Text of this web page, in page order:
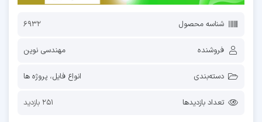
شناسه محصول 6932
فروشنده مهندسی نوین
دسته‌بندی انواع فایل، پروژه ها
تعداد بازدیدها 251 بازدید